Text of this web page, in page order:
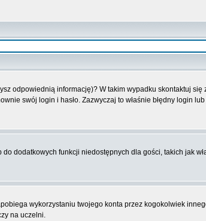
odpowiednią informację)? W takim wypadku skontaktuj się
swój login i hasło. Zazwyczaj to właśnie błędny login
dodatkowych funkcji niedostępnych dla gości, takich jak
wykorzystaniu twojego konta przez kogokolwiek
na uczelni.